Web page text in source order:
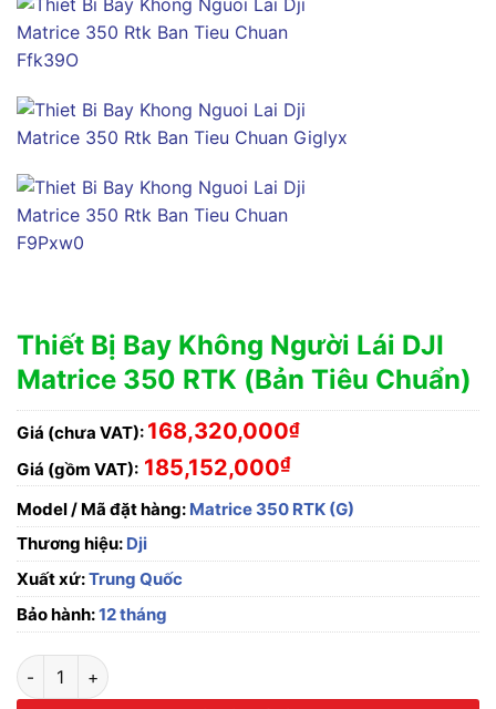
Thiết Bị Bay Không Người Lái DJI
Matrice 350 RTK (Bản Tiêu Chuẩn)
Giá (chưa VAT): 168,320,000₫
Giá (gồm VAT): 185,152,000₫
Model / Mã đặt hàng: Matrice 350 RTK (G)
Thương hiệu: Dji
Xuất xứ:Trung Quốc
Bảo hành:12 tháng
Thiết Bị Bay Không Người Lái DJI Matrice 350 RTK (Bản Tiêu